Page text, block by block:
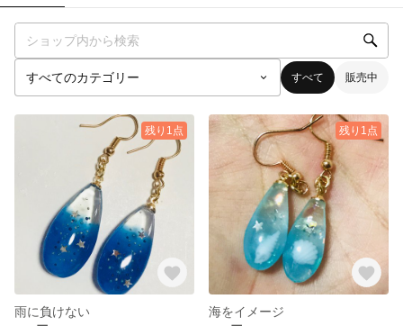
すべて 販売中
残り1点
雨に負けない
残り1点
海をイメージ